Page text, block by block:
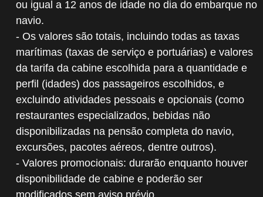
ou igual a 12 anos de idade no dia do embarque no
navio.
- Os valores são totais, incluindo todas as taxas
marítimas (taxas de serviço e portuárias) e valores
da tarifa da cabine escolhida para a quantidade e
perfil (idades) dos passageiros escolhidos, e
excluindo atividades pessoais e opcionais (como
restaurantes especializados, bebidas não
disponibilizadas na pensão completa do navio,
excursões, pacotes aéreos, dentre outros).
- Valores promocionais: durarão enquanto houver
disponibilidade de cabine e poderão ser